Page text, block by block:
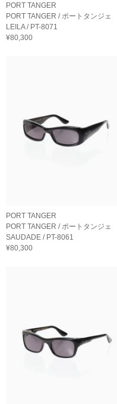
PORT TANGER
PORT TANGER / ポートタンジェ
LEILA / PT-8071
¥80,300
PORT TANGER
PORT TANGER / ポートタンジェ
SAUDADE / PT-8061
¥80,300